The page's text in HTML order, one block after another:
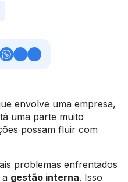
envolve uma empresa,
uma parte muito
possam fluir com
problemas enfrentados
a gestão interna. Isso